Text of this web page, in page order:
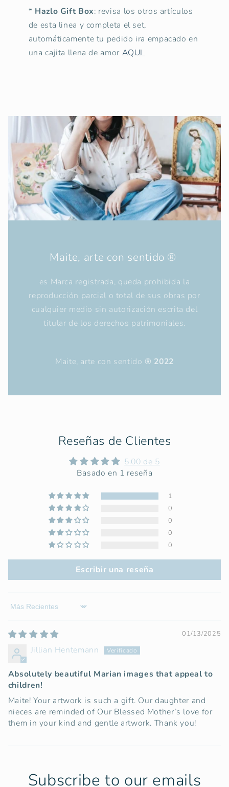
* Hazlo Gift Box: revisa los otros artículos
de esta linea y completa el set,
automáticamente tu pedido ira empacado en
una cajita llena de amor AQUI
Maite, arte con sentido ®
es Marca registrada, queda prohibida la
reproducción parcial o total de sus obras por
cualquier medio sin autorización escrita del
titular de los derechos patrimoniales.
Maite, arte con sentido ® 2022
Reseñas de Clientes
5.00 de 5
Basado en 1 reseña
1
0
0
0
0
Escribir una reseña
Sort by
01/13/2025
Jillian Hentemann
Absolutely beautiful Marian images that appeal to
children!
Maite! Your artwork is such a gift. Our daughter and
nieces are reminded of Our Blessed Mother’s love for
them in your kind and gentle artwork. Thank you!
Subscribe to our emails